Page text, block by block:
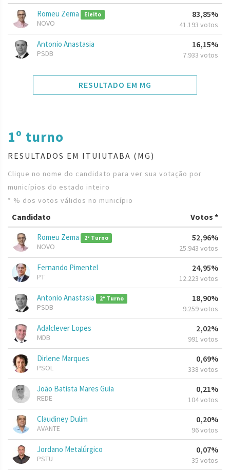
Romeu Zema Eleito
NOVO
83,85%
41.193 votos
Antonio Anastasia
PSDB
16,15%
7.933 votos
RESULTADO EM MG
1º turno
RESULTADOS EM ITUIUTABA (MG)
Clique no nome do candidato para ver sua votação por
municípios do estado inteiro
* % dos votos válidos no município
Candidato Votos *
Romeu Zema 2º Turno
NOVO
52,96%
25.943 votos
Fernando Pimentel
PT
24,95%
12.223 votos
Antonio Anastasia 2º Turno
PSDB
18,90%
9.259 votos
Adalclever Lopes
MDB
2,02%
991 votos
Dirlene Marques
PSOL
0,69%
338 votos
João Batista Mares Guia
REDE
0,21%
104 votos
Claudiney Dulim
AVANTE
0,20%
96 votos
Jordano Metalúrgico
PSTU
0,07%
35 votos